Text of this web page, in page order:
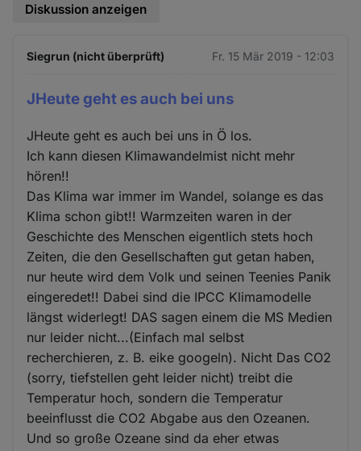
Diskussion anzeigen
Siegrun (nicht überprüft) Fr. 15 Mär 2019 - 12:03
JHeute geht es auch bei uns
JHeute geht es auch bei uns in Ö los.
Ich kann diesen Klimawandelmist nicht mehr
hören!!
Das Klima war immer im Wandel, solange es das
Klima schon gibt!! Warmzeiten waren in der
Geschichte des Menschen eigentlich stets hoch
Zeiten, die den Gesellschaften gut getan haben,
nur heute wird dem Volk und seinen Teenies Panik
eingeredet!! Dabei sind die IPCC Klimamodelle
längst widerlegt! DAS sagen einem die MS Medien
nur leider nicht...(Einfach mal selbst
recherchieren, z. B. eike googeln). Nicht Das CO2
(sorry, tiefstellen geht leider nicht) treibt die
Temperatur hoch, sondern die Temperatur
beeinflusst die CO2 Abgabe aus den Ozeanen.
Und so große Ozeane sind da eher etwas